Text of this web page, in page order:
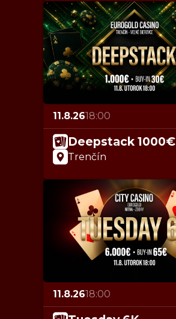
11.8.2618:00
Deepstack 1000€
Trenčín
11.8.2618:00